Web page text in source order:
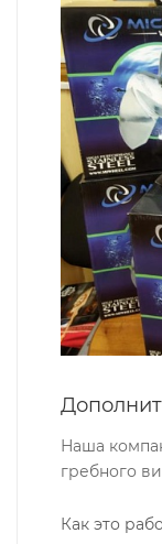
Наша
гребного
Как это